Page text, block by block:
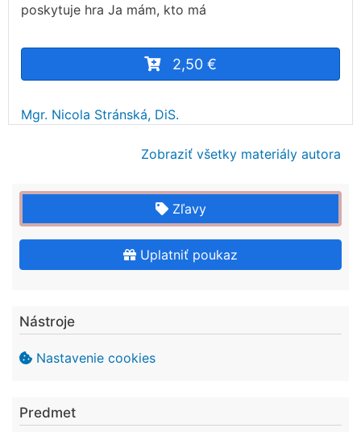
poskytuje hra Ja mám, kto má
2,50 €
Mgr. Nicola Stránská, DiS.
Zobraziť všetky materiály autora
Zľavy
Uplatniť poukaz
Nástroje
Nastavenie cookies
Predmet